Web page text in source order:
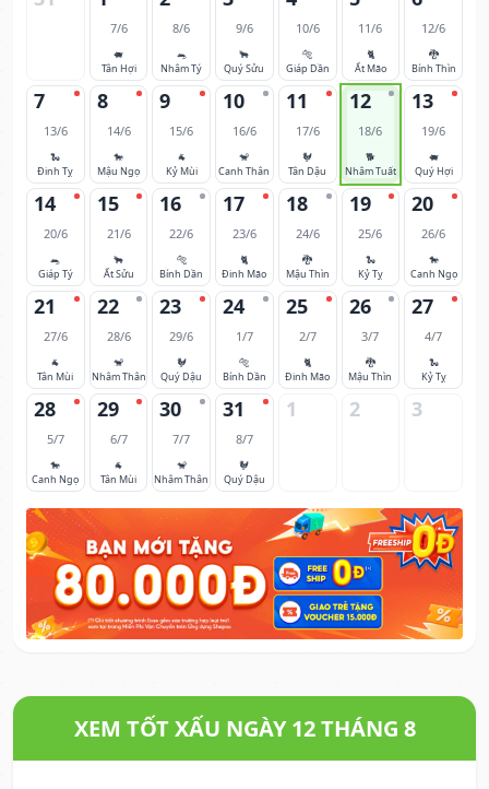
7/6
🐖
Tân Hợi
8/6
🐀
Nhâm Tý
9/6
🐂
Quý Sửu
10/6
🐅
Giáp Dần
11/6
🐈
Ất Mão
12/6
🐉
Bính Thìn
7
13/6
🐍
Đinh Tỵ
8
14/6
🐎
Mậu Ngọ
9
15/6
🐐
Kỷ Mùi
10
16/6
🐒
Canh Thân
11
17/6
🐓
Tân Dậu
12
18/6
🐕
Nhâm Tuất
13
19/6
🐖
Quý Hợi
14
20/6
🐀
Giáp Tý
15
21/6
🐂
Ất Sửu
16
22/6
🐅
Bính Dần
17
23/6
🐈
Đinh Mão
18
24/6
🐉
Mậu Thìn
19
25/6
🐍
Kỷ Tỵ
20
26/6
🐎
Canh Ngọ
21
27/6
🐐
Tân Mùi
22
28/6
🐒
Nhâm Thân
23
29/6
🐓
Quý Dậu
24
1/7
🐅
Bính Dần
25
2/7
🐈
Đinh Mão
26
3/7
🐉
Mậu Thìn
27
4/7
🐍
Kỷ Tỵ
28
5/7
🐎
Canh Ngọ
29
6/7
🐐
Tân Mùi
30
7/7
🐒
Nhâm Thân
31
8/7
🐓
Quý Dậu
1 2 3
XEM TỐT XẤU NGÀY 12 THÁNG 8